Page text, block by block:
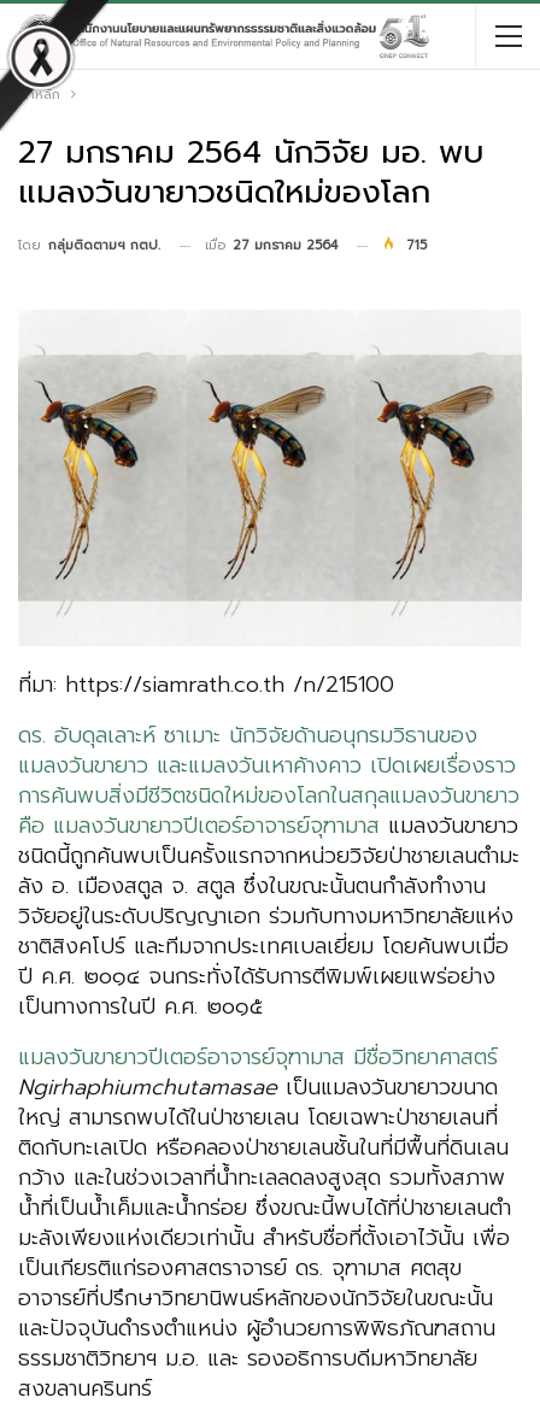
หน้าหลัก
27 มกราคม 2564 นักวิจัย มอ. พบ
แมลงวันขายาวชนิดใหม่ของโลก
โดย กลุ่มติดตามฯ กตป. เมื่อ 27 มกราคม 2564 715
ที่มา: https://siamrath.co.th /n/215100
ดร. อับดุลเลาะห์ ซาเมาะ นักวิจัยด้านอนุกรมวิธานของ
แมลงวันขายาว และแมลงวันเหาค้างคาว เปิดเผยเรื่องราว
การค้นพบสิ่งมีชีวิตชนิดใหม่ของโลกในสกุลแมลงวันขายาว
คือ แมลงวันขายาวปีเตอร์อาจารย์จุฑามาส แมลงวันขายาว
ชนิดนี้ถูกค้นพบเป็นครั้งแรกจากหน่วยวิจัยป่าชายเลนตำมะ
ลัง อ. เมืองสตูล จ. สตูล ซึ่งในขณะนั้นตนกำลังทำงาน
วิจัยอยู่ในระดับปริญญาเอก ร่วมกับทางมหาวิทยาลัยแห่ง
ชาติสิงคโปร์ และทีมจากประเทศเบลเยี่ยม โดยค้นพบเมื่อ
ปี ค.ศ. ๒๐๑๔ จนกระทั่งได้รับการตีพิมพ์เผยแพร่อย่าง
เป็นทางการในปี ค.ศ. ๒๐๑๕
แมลงวันขายาวปีเตอร์อาจารย์จุฑามาส มีชื่อวิทยาศาสตร์
Ngirhaphiumchutamasae เป็นแมลงวันขายาวขนาด
ใหญ่ สามารถพบได้ในป่าชายเลน โดยเฉพาะป่าชายเลนที่
ติดกับทะเลเปิด หรือคลองป่าชายเลนชั้นในที่มีพื้นที่ดินเลน
กว้าง และในช่วงเวลาที่น้ำทะเลลดลงสูงสุด รวมทั้งสภาพ
น้ำที่เป็นน้ำเค็มและน้ำกร่อย ซึ่งขณะนี้พบได้ที่ป่าชายเลนตำ
มะลังเพียงแห่งเดียวเท่านั้น สำหรับชื่อที่ตั้งเอาไว้นั้น เพื่อ
เป็นเกียรติแก่รองศาสตราจารย์ ดร. จุฑามาส ศตสุข
อาจารย์ที่ปรึกษาวิทยานิพนธ์หลักของนักวิจัยในขณะนั้น
และปัจจุบันดำรงตำแหน่ง ผู้อำนวยการพิพิธภัณฑสถาน
ธรรมชาติวิทยาฯ ม.อ. และ รองอธิการบดีมหาวิทยาลัย
สงขลานครินทร์